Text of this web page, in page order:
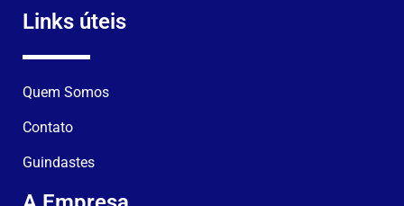
Links úteis
Quem Somos
Contato
Guindastes